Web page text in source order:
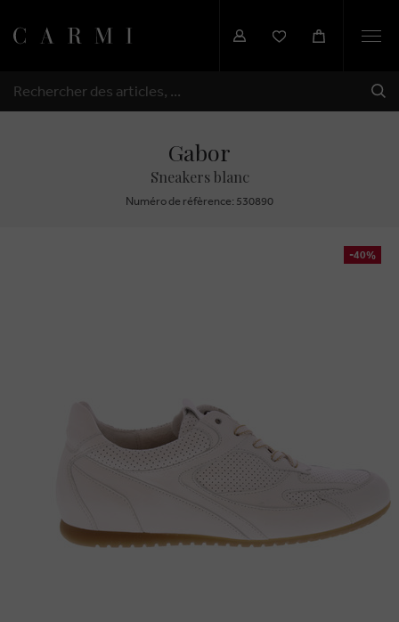
RECHERCHER
Gabor
Sneakers blanc
Numéro de réfèrence: 530890
-40%